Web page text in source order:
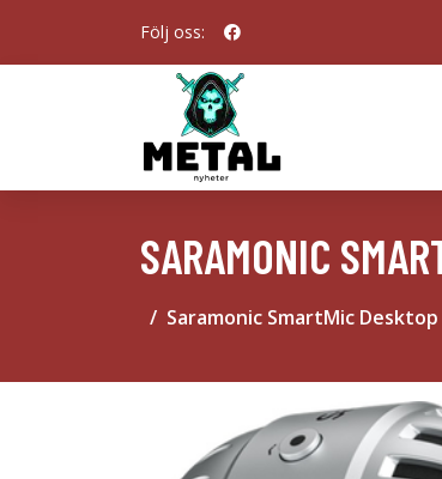
Följ oss:
SARAMONIC
Saramonic SmartMic Desktop